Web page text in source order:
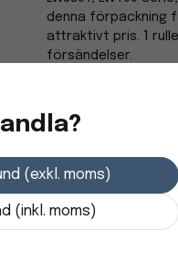
denna förpackning
attraktivt pris. 1
försändelser.
Egenskaper
Miljömärkning
(exkl. moms)
(inkl. moms)